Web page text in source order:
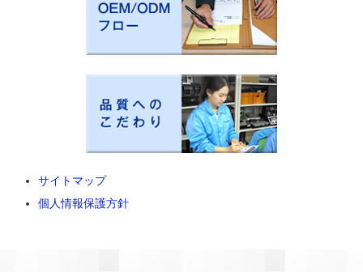
サイトマップ
個人情報保護方針